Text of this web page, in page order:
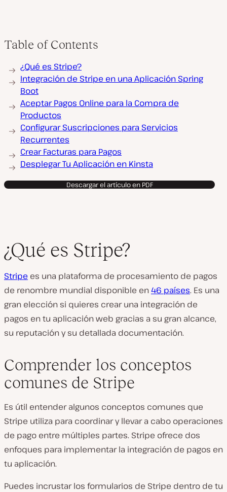
Table of Contents
¿Qué es Stripe?
Integración de Stripe en una Aplicación Spring
Boot
Aceptar Pagos Online para la Compra de
Productos
Configurar Suscripciones para Servicios
Recurrentes
Crear Facturas para Pagos
Desplegar Tu Aplicación en Kinsta
Descargar el artículo en PDF
¿Qué es Stripe?
Stripe es una plataforma de procesamiento de pagos
de renombre mundial disponible en46 países. Es una
gran elección si quieres crear una integración de
pagos en tu aplicación web gracias a su gran alcance,
su reputación y su detallada documentación.
Comprender los conceptos
comunes de Stripe
Es útil entender algunos conceptos comunes que
Stripe utiliza para coordinar y llevar a cabo operaciones
de pago entre múltiples partes. Stripe ofrece dos
enfoques para implementar la integración de pagos en
tu aplicación.
Puedes incrustar los formularios de Stripe dentro de tu